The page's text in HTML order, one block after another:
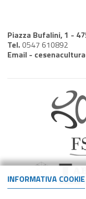
Piazza Bufalini, 1 -
Tel.0547 610892
Email -
INFORMATIVA COOKIE